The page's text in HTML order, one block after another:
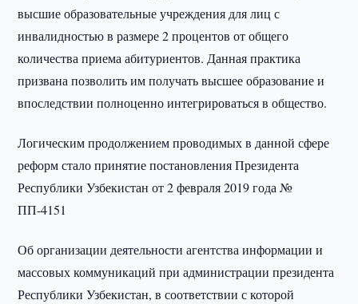
высшие образовательные учреждения для лиц с
инвалидностью в размере 2 процентов от общего
количества приема абитуриентов. Данная практика
призвана позволить им получать высшее образование и
впоследствии полноценно интегрироваться в общество.
Логическим продолжением проводимых в данной сфере
реформ стало принятие постановления Президента
Республики Узбекистан от 2 февраля 2019 года №
ПП-4151
Об организации деятельности агентства информации и
массовых коммуникаций при администрации президента
Республики Узбекистан, в соответствии с которой